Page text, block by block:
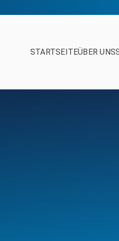
STARTSEITEÜBER UNS